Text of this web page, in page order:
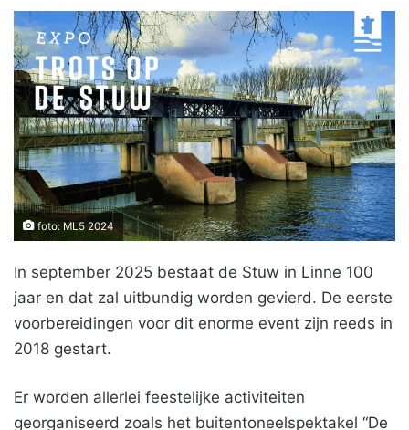
foto: ML5 2024
In september 2025 bestaat de Stuw in Linne 100
jaar en dat zal uitbundig worden gevierd. De eerste
voorbereidingen voor dit enorme event zijn reeds in
2018 gestart.
Er worden allerlei feestelijke activiteiten
georganiseerd zoals het buitentoneelspektakel “De